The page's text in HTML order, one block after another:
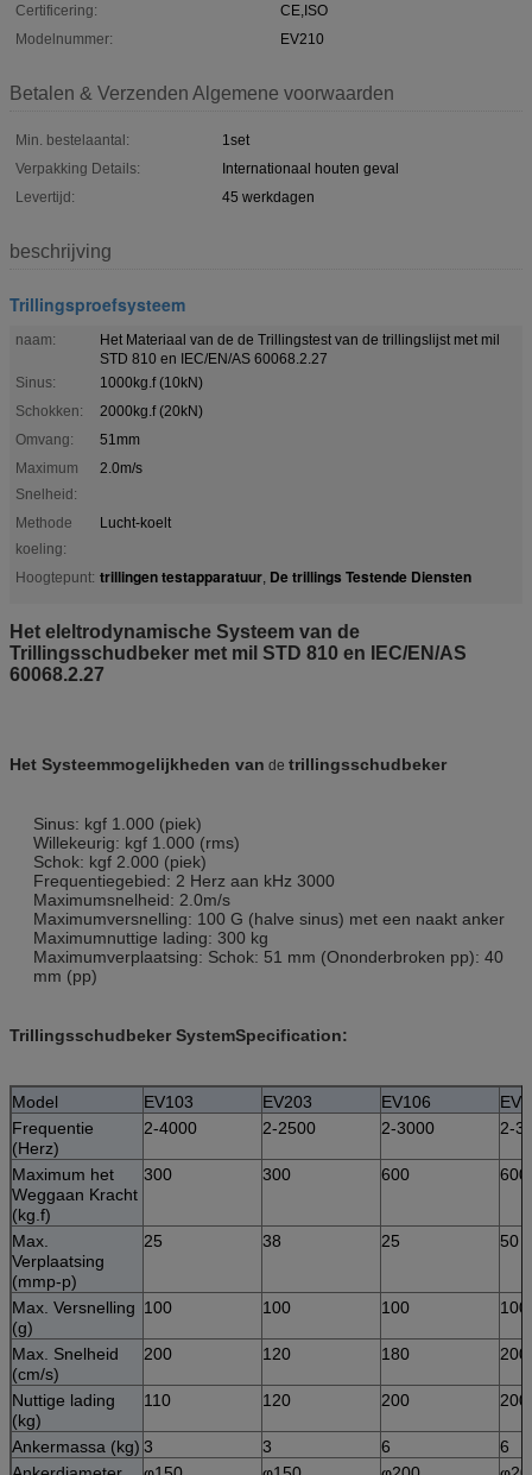
Certificering:
CE,ISO
Modelnummer:
EV210
Betalen & Verzenden Algemene voorwaarden
Min. bestelaantal:
1set
Verpakking Details:
Internationaal houten geval
Levertijd:
45 werkdagen
beschrijving
Trillingsproefsysteem
naam:
Het Materiaal van de de Trillingstest van de trillingslijst met mil
STD 810 en IEC/EN/AS 60068.2.27
Sinus:
1000kg.f (10kN)
Schokken:
2000kg.f (20kN)
Omvang:
51mm
Maximum
Snelheid:
2.0m/s
Methode
koeling:
Lucht-koelt
Hoogtepunt: trillingen testapparatuur, De trillings Testende Diensten
Het eleltrodynamische Systeem van de
Trillingsschudbeker met mil STD 810 en IEC/EN/AS
60068.2.27
Het Systeemmogelijkheden van de trillingsschudbeker
Sinus: kgf 1.000 (piek)
Willekeurig: kgf 1.000 (rms)
Schok: kgf 2.000 (piek)
Frequentiegebied: 2 Herz aan kHz 3000
Maximumsnelheid: 2.0m/s
Maximumversnelling: 100 G (halve sinus) met een naakt anker
Maximumnuttige lading: 300 kg
Maximumverplaatsing: Schok: 51 mm (Ononderbroken pp): 40
mm (pp)
Trillingsschudbeker SystemSpecification:
Model EV103 EV203 EV106
Frequentie
(Herz)
2-4000 2-2500 2-3000 2-
Maximum het
Weggaan Kracht
(kg.f)
300 300 600 600
Max.
Verplaatsing
(mmp-p)
25 38 25 50
Max. Versnelling
(g)
100 100 100 100
Max. Snelheid
(cm/s)
200 120 180 200
Nuttige lading
(kg)
110 120 200 200
Ankermassa (kg) 3 3 6
6